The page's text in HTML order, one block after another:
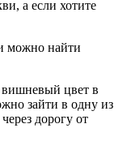
а если хотите
можно найти
вишневый цвет в
зайти в одну из
дорогу от